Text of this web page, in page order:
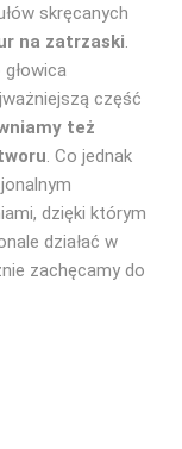
skręcanych
na zatrzaski
część
też
. Co jednak
dzięki którym
działać w
zachęcamy do